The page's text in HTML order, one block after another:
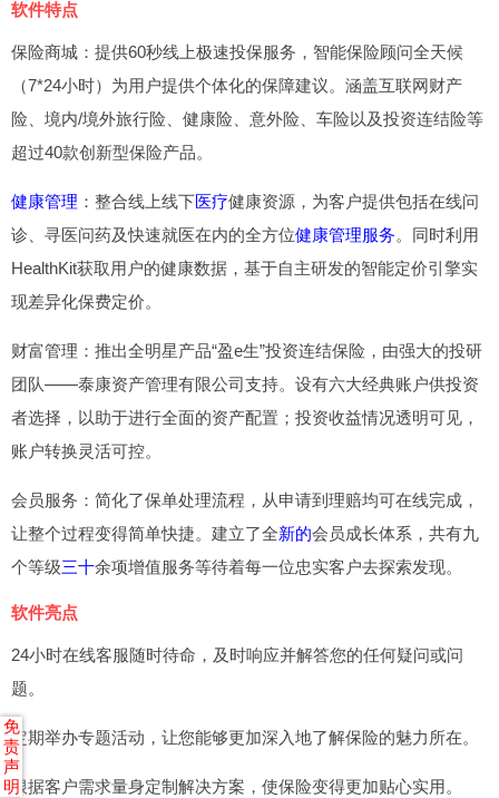
软件特点
保险商城：提供60秒线上极速投保服务，智能保险顾问全天候
（7*24小时）为用户提供个体化的保障建议。涵盖互联网财产
险、境内/境外旅行险、健康险、意外险、车险以及投资连结险等
超过40款创新型保险产品。
健康管理 ：整合线上线下医疗健康资源，为客户提供包括在线问
诊、寻医问药及快速就医在内的全方位健康管理服务。同时利用
HealthKit获取用户的健康数据，基于自主研发的智能定价引擎实
现差异化保费定价。
财富管理：推出全明星产品“盈e生”投资连结保险，由强大的投研
团队——泰康资产管理有限公司支持。设有六大经典账户供投资
者选择，以助于进行全面的资产配置；投资收益情况透明可见，
账户转换灵活可控。
会员服务：简化了保单处理流程，从申请到理赔均可在线完成，
让整个过程变得简单快捷。建立了全新的会员成长体系，共有九
个等级三十余项增值服务等待着每一位忠实客户去探索发现。
软件亮点
24小时在线客服随时待命，及时响应并解答您的任何疑问或问
题。
定期举办专题活动，让您能够更加深入地了解保险的魅力所在。
根据客户需求量身定制解决方案，使保险变得更加贴心实用。
免
责
声
明